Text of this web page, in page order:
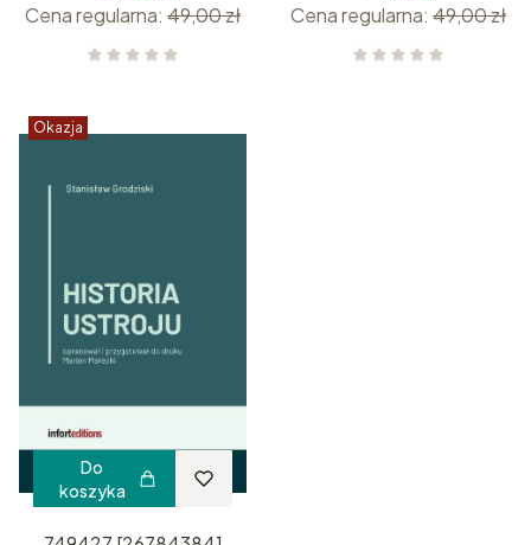
Cena regularna: 49,00 zł Cena regularna: 49,00 zł
Okazja
Do
koszyka